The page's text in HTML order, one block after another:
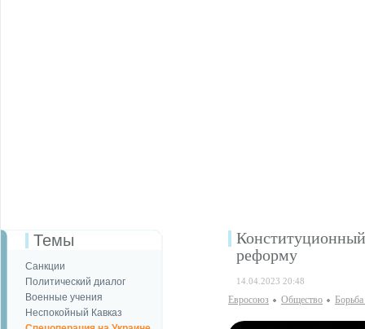
Темы
Санкции
Политический диалог
Военные учения
Неспокойный Кавказ
реформу
14.04.2023 20:48
Евросоюз Общество